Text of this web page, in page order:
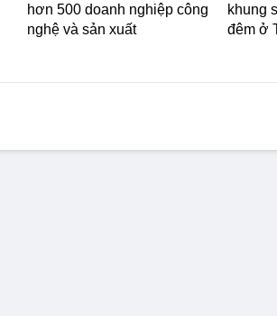
hơn 500 doanh nghiệp công
nghệ và sản xuất
khung
đêm ở